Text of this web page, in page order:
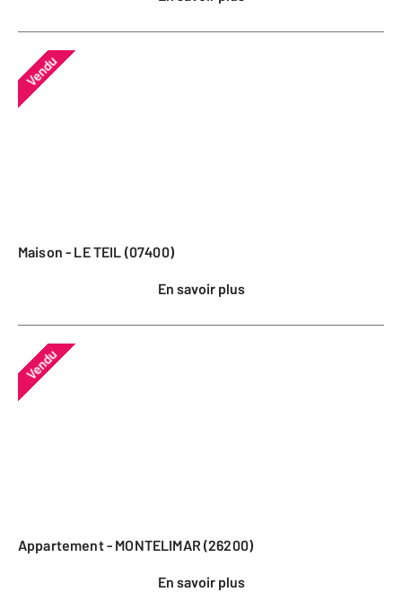
Vendu
Maison - LE TEIL (07400)
En savoir plus
Vendu
Appartement - MONTELIMAR (26200)
En savoir plus